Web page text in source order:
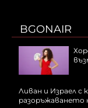
BGONAIR
Ливан и Израел с
разоръжаването